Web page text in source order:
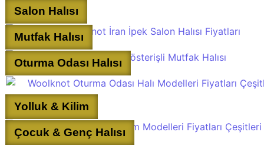
Salon Halısı
Mutfak Halısı
Oturma Odası Halısı
Yolluk & Kilim
Çocuk & Genç Halısı